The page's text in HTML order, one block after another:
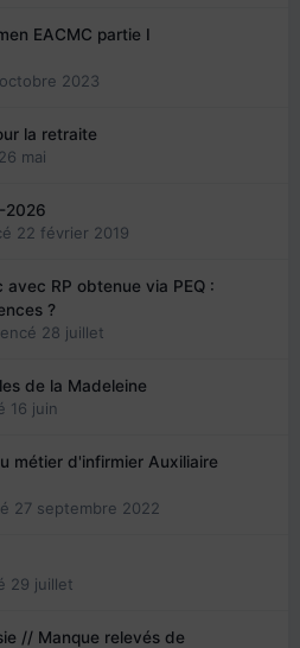
EACMC partie I
2023
la retraite
26 mai
2026
22 février 2019
avec RP obtenue via PEQ :
?
28 juillet
de la Madeleine
16 juin
métier d'infirmier Auxiliaire
27 septembre 2022
29 juillet
// Manque relevés de